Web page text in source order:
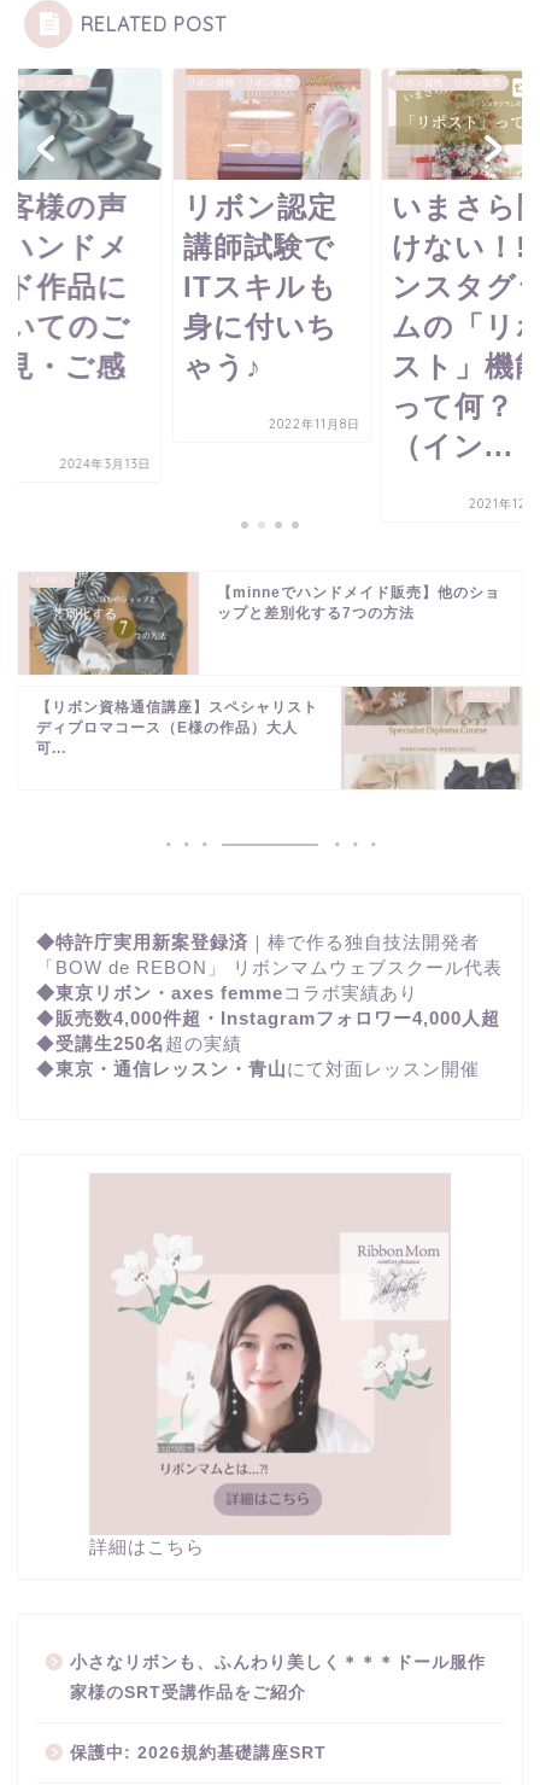
RELATED POST
様の声
ンドメ
作品に
てのご
・ご感
2024年3月13日
リボン資格・リボン販売
リボン認定
講師試験で
ITスキルも
身に付いち
ゃう♪
2022年11月8日
リボン資格・リボン販売
いまさら
けない！!
ンスタグ
ムの「リ
スト」機
って何？
（イン...
2021年12
【minneでハンドメイド販売】他のショ
ップと差別化する7つの方法
【リボン資格通信講座】スペシャリスト
ディプロマコース（E様の作品）大人
可...
◆特許庁実用新案登録済 ｜棒で作る独自技法開発者
「BOW de REBON」 リボンマムウェブスクール代表
◆東京リボン・axes femmeコラボ実績あり
◆販売数4,000件超・Instagramフォロワー4,000人超
◆受講生250名 超の実績
◆東京・通信レッスン・青山にて対面レッスン開催
詳細はこちら
小さなリボンも、ふんわり美しく＊＊＊ドール服作
家様のSRT受講作品をご紹介
保護中: 2026規約基礎講座SRT